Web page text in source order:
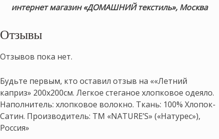
интернет магазин «ДОМАШНИЙ текстиль», Москва
Отзывы
Отзывов пока нет.
Будьте первым, кто оставил отзыв на ««Летний
каприз» 200х200см. Легкое стеганое хлопковое одеяло.
Наполнитель: хлопковое волокно. Ткань: 100% Хлопок-
Сатин. Производитель: ТМ «NATURE’S» («Натурес»),
Россия»